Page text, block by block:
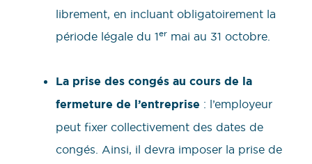
librement, en incluant obligatoirement la
période légale du 1er mai au 31 octobre.
La prise des congés au cours de la
fermeture de l’entreprise : l’employeur
peut fixer collectivement des dates de
congés. Ainsi, il devra imposer la prise de